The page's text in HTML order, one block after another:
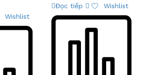
Wishlist
Đọc tiếp Wishlist